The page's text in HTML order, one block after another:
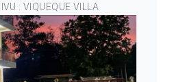
: VIQUEQUE VILLA